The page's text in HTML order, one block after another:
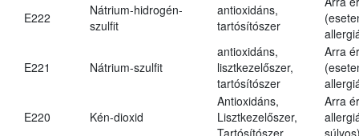
E222
Nátrium-hidrogén-
szulfit
antioxidáns,
tartósítószer
E221 Nátrium-szulfit
antioxidáns,
lisztkezelőszer,
tartósítószer
Arra
E220 Kén-dioxid
Antioxidáns,
Lisztkezelőszer,
Tartósítószer
Arra